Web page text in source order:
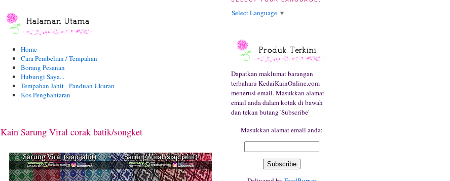
Home
Cara Pembelian / Tempahan
Borang Pesanan
Hubungi Saya...
Tempahan Jahit - Panduan Ukuran
Kos Penghantaran
Kain Sarung Viral corak batik/songket
Select Language ▼
Dapatkan maklumat barangan
terbaharu KedaiKainOnline.com
menerusi email. Masukkan alamat
email anda dalam kotak di bawah
dan tekan butang 'Subscribe'
Masukkan alamat email anda: